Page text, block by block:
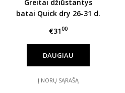
Greitai džiūstantys
batai Quick dry 26-31 d.
€3100
DAUGIAU
Į NORŲ SĄRAŠĄ